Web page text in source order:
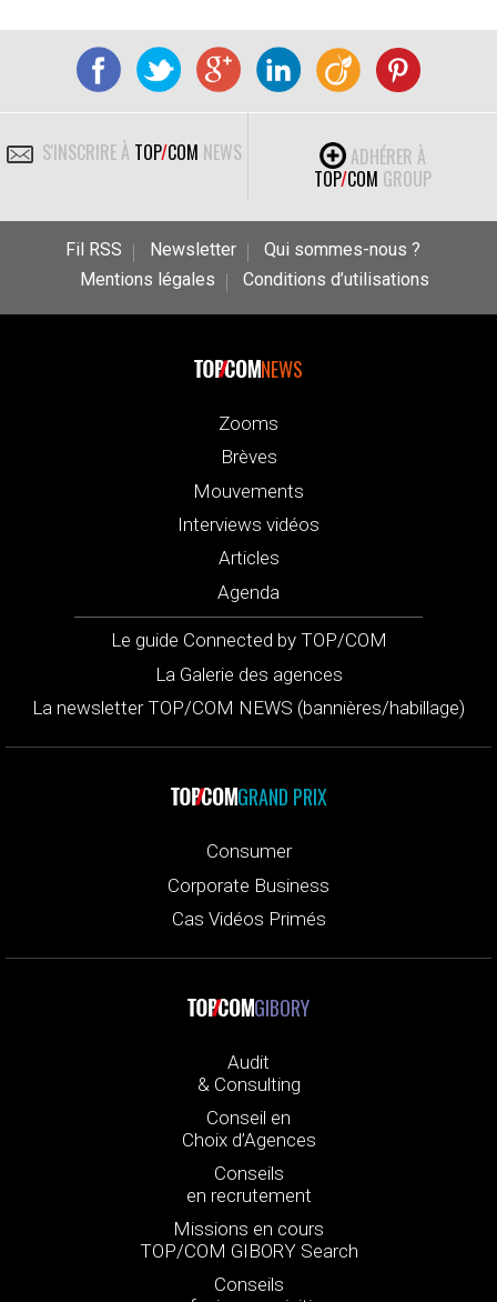
S'INSCRIRE À TOP/COM NEWS
ADHÉRER À
TOP/COM GROUP
Fil RSS Newsletter
Qui sommes-nous ?
Mentions légales
Conditions d’utilisations
NEWS
Zooms
Brèves
Mouvements
Interviews vidéos
Articles
Agenda
Le guide Connected by TOP/COM
La Galerie des agences
La newsletter TOP/COM NEWS (bannières/habillage)
GRAND PRIX
Consumer
Corporate Business
Cas Vidéos Primés
GIBORY
Audit
& Consulting
Conseil en
Choix d’Agences
Conseils
en recrutement
Missions en cours
TOP/COM GIBORY Search
Conseils